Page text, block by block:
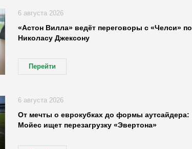
«Астон Вилла» ведёт переговоры с «Челси» по
Николасу Джексону
Перейти
6 августа 2026
От мечты о еврокубках до формы аутсайдера:
Мойес ищет перезагрузку «Эвертона»
6 августа 2026